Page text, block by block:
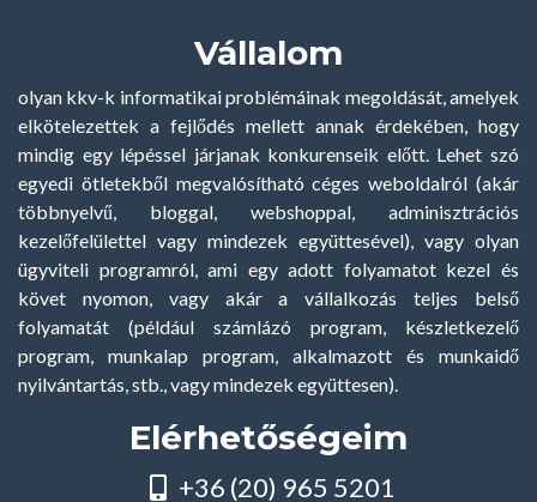
Vállalom
olyan kkv-k informatikai problémáinak megoldását, amelyek
elkötelezettek a fejlődés mellett annak érdekében, hogy
mindig egy lépéssel járjanak konkurenseik előtt. Lehet szó
egyedi ötletekből megvalósítható céges weboldalról (akár
többnyelvű, bloggal, webshoppal, adminisztrációs
kezelőfelülettel vagy mindezek együttesével), vagy olyan
ügyviteli programról, ami egy adott folyamatot kezel és
követ nyomon, vagy akár a vállalkozás teljes belső
folyamatát (például számlázó program, készletkezelő
program, munkalap program, alkalmazott és munkaidő
nyilvántartás, stb., vagy mindezek együttesen).
Elérhetőségeim
+36 (20) 965 5201